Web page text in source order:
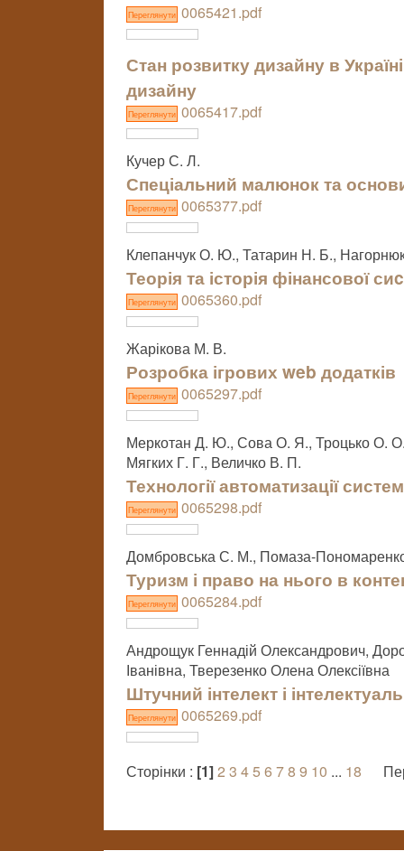
Переглянути 0065421.pdf
Стан розвитку дизайну в
дизайну
Переглянути 0065417.pdf
Кучер С. Л.
Спеціальний малюнок та
Переглянути 0065377.pdf
Клепанчук О. Ю., Татарин Н. Б.,
Теорія та історія фінансової
Переглянути 0065360.pdf
Жарікова М. В.
Розробка ігрових web додатків
Переглянути 0065297.pdf
Меркотан Д. Ю., Сова О. Я., Троцько О.
Мягких Г. Г., Величко В. П.
Технології автоматизації
Переглянути 0065298.pdf
Домбровська С. М., Помаза-
Туризм і право на нього в
Переглянути 0065284.pdf
Андрощук Геннадій Олександрович,
Іванівна, Тверезенко Олена Олексіївна
Штучний інтелект і
Переглянути 0065269.pdf
Сторінки : [1]2 3 45 6 78 9 10 ... 18